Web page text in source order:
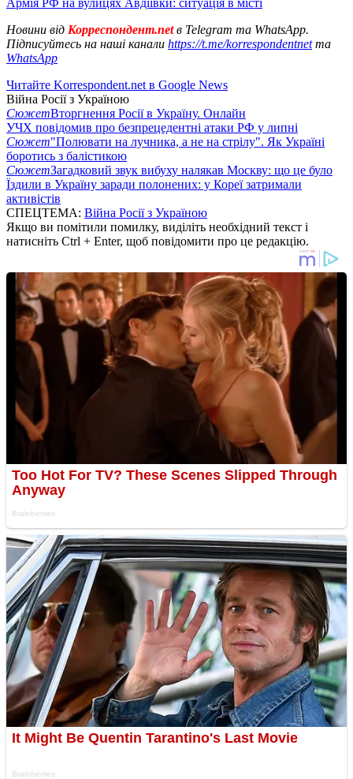
Новини від Корреспондент.netв Telegram та WhatsApp.
Підписуйтесь на наші канали https://t.me/korrespondentnetта
WhatsApp
Читайте Korrespondent.net в Google News
Війна Росії з Україною
СюжетВторгнення Росії в Україну. Онлайн
УЧХ повідомив про безпрецедентні атаки РФ у липні
Сюжет"Полювати на лучника, а не на стрілу". Як Україні
боротись з балістикою
СюжетЗагадковий звук вибуху налякав Москву: що це було
Їздили в Україну заради полонених: у Кореї затримали
активістів
СПЕЦТЕМА: Війна Росії з Україною
Якщо ви помітили помилку, виділіть необхідний текст і
натисніть Ctrl + Enter, щоб повідомити про це редакцію.